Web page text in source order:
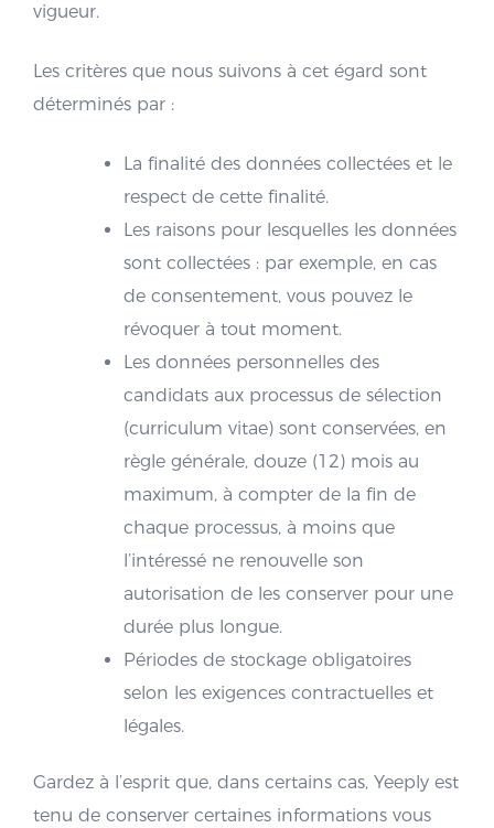
vigueur.
Les critères que nous suivons à cet égard sont
déterminés par :
La finalité des données collectées et le
respect de cette finalité.
Les raisons pour lesquelles les données
sont collectées : par exemple, en cas
de consentement, vous pouvez le
révoquer à tout moment.
Les données personnelles des
candidats aux processus de sélection
(curriculum vitae) sont conservées, en
règle générale, douze (12) mois au
maximum, à compter de la fin de
chaque processus, à moins que
l’intéressé ne renouvelle son
autorisation de les conserver pour une
durée plus longue.
Périodes de stockage obligatoires
selon les exigences contractuelles et
légales.
Gardez à l’esprit que, dans certains cas, Yeeply est
tenu de conserver certaines informations vous